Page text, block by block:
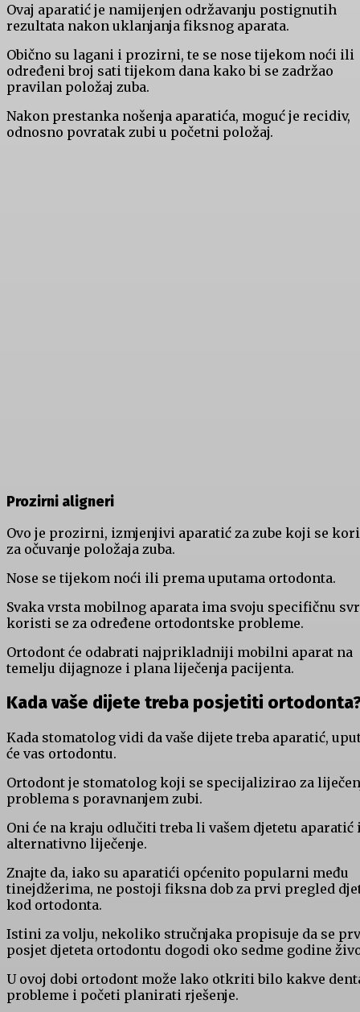
Ovaj aparatić je namijenjen održavanju postignutih
rezultata nakon uklanjanja fiksnog aparata.
Obično su lagani i prozirni, te se nose tijekom noći ili
određeni broj sati tijekom dana kako bi se zadržao
pravilan položaj zuba.
Nakon prestanka nošenja aparatića, moguć je recidiv,
odnosno povratak zubi u početni položaj.
Prozirni aligneri
Ovo je prozirni, izmjenjivi aparatić za zube koji se
za očuvanje položaja zuba.
Nose se tijekom noći ili prema uputama ortodonta.
Svaka vrsta mobilnog aparata ima svoju specifičnu
koristi se za određene ortodontske probleme.
Ortodont će odabrati najprikladniji mobilni aparat na
temelju dijagnoze i plana liječenja pacijenta.
Kada vaše dijete treba posjetiti
Kada stomatolog vidi da vaše dijete treba aparatić,
će vas ortodontu.
Ortodont je stomatolog koji se specijalizirao za
problema s poravnanjem zubi.
Oni će na kraju odlučiti treba li vašem djetetu
alternativno liječenje.
Znajte da, iako su aparatići općenito popularni među
tinejdžerima, ne postoji fiksna dob za prvi pregled
kod ortodonta.
Istini za volju, nekoliko stručnjaka propisuje da se
posjet djeteta ortodontu dogodi oko sedme godine
U ovoj dobi ortodont može lako otkriti bilo kakve
probleme i početi planirati rješenje.